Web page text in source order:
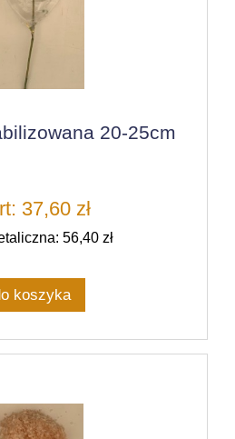
20-25cm
37,60 zł
56,40 zł
koszyka